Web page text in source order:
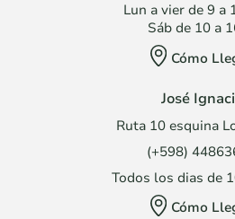
Lun a vier de 9 a
Sáb de 10 a
Cómo
José
Ruta 10 esquina
(+598)
Todos los dias de
Cómo